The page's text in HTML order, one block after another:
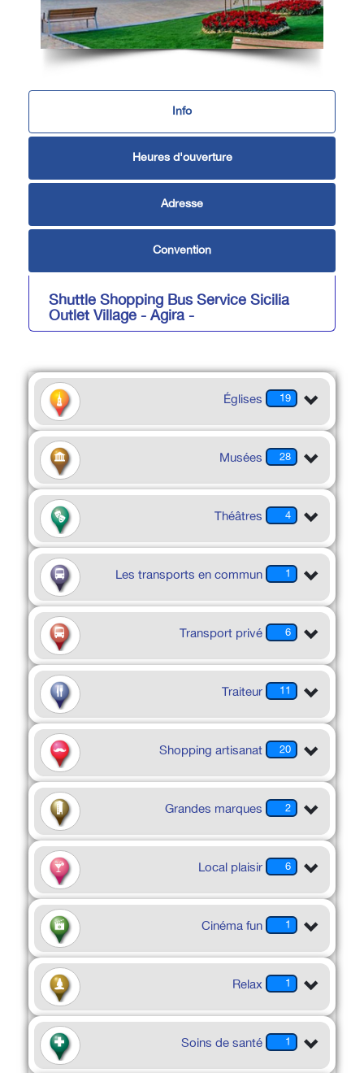
Info
Heures d'ouverture
Adresse
Convention
Shuttle Shopping Bus Service Sicilia
Outlet Village - Agira -
19
Églises
28
Musées
4
Théâtres
1
Les transports en commun
6
Transport privé
11
Traiteur
20
Shopping artisanat
2
Grandes marques
6
Local plaisir
1
Cinéma fun
1
Relax
1
Soins de santé